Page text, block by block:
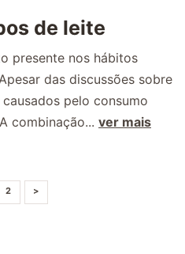
de leite
presente nos hábitos
das discussões sobre
pelo consumo
combinação... ver mais
2 >